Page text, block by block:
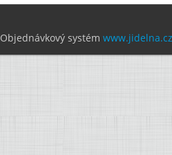
Objednávkový systém www.jidelna.cz